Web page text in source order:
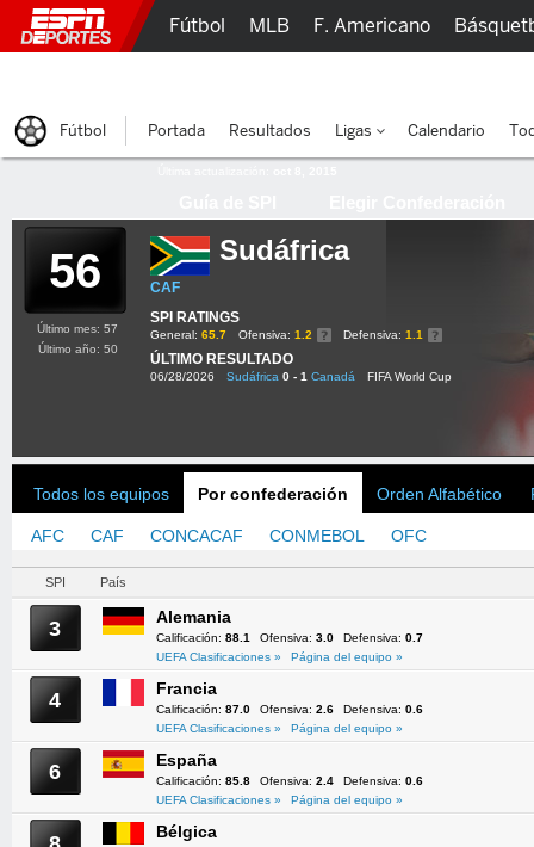
56 Sudáfrica
CAF
SPI RATINGS
General: 65.7 Ofensiva: 1.2 Defensiva: 1.1
ÚLTIMO RESULTADO
06/28/2026 Sudáfrica 0 - 1 Canadá FIFA World Cup
Último mes: 57
Último año: 50
Todos los equipos Por confederación Orden Alfabético
AFC CAF CONCACAF CONMEBOL OFC
SPI País
3 Alemania
Calificación: 88.1 Ofensiva: 3.0 Defensiva: 0.7
UEFA Clasificaciones »
Página del equipo »
4 Francia
Calificación: 87.0 Ofensiva: 2.6 Defensiva: 0.6
UEFA Clasificaciones »
Página del equipo »
6 España
Calificación: 85.8 Ofensiva: 2.4 Defensiva: 0.6
UEFA Clasificaciones »
Página del equipo »
Bélgica
Fútbol MLB F. Americano
Fútbol Portada Resultados Ligas Calendario